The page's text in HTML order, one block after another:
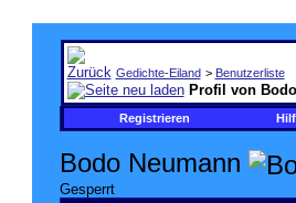
Gedichte-Eiland > Benutzerliste
Profil von
Registrieren
Bodo Neumann
Gesperrt